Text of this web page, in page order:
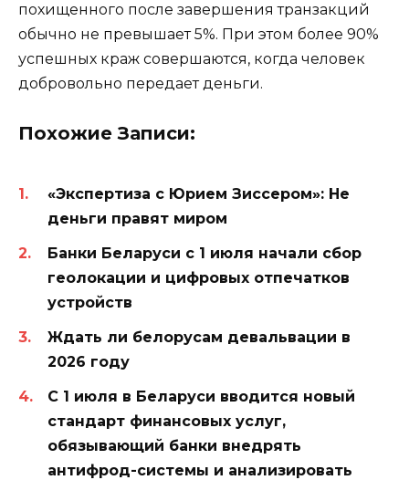
похищенного после завершения транзакций
обычно не превышает 5%. При этом более 90%
успешных краж совершаются, когда человек
добровольно передает деньги.
Похожие Записи:
«Экспертиза с Юрием Зиссером»: Не
деньги правят миром
Банки Беларуси с 1 июля начали сбор
геолокации и цифровых отпечатков
устройств
Ждать ли белорусам девальвации в
2026 году
С 1 июля в Беларуси вводится новый
стандарт финансовых услуг,
обязывающий банки внедрять
антифрод-системы и анализировать